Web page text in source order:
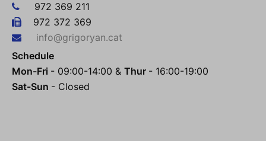
972 369 211
972 372 369
info@grigoryan.cat
Schedule
Mon-Fri - 09:00-14:00 & Thur - 16:00-19:00
Sat-Sun - Closed